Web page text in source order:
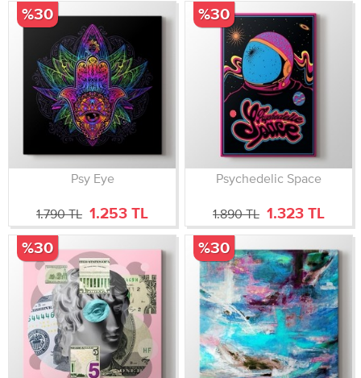
Psy Eye
1.790 TL 1.253 TL
%30
Psychedelic Space
1.890 TL 1.323 TL
%30
%30 %30